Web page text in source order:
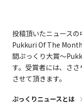
稲垣 吾郎 草
CHIZUSHOP
投稿頂いたニュース
Pukkuri Of The
間ぷっくり大賞〜
す。受賞者には、さ
させて頂きます。
ぷっくりニュースとは